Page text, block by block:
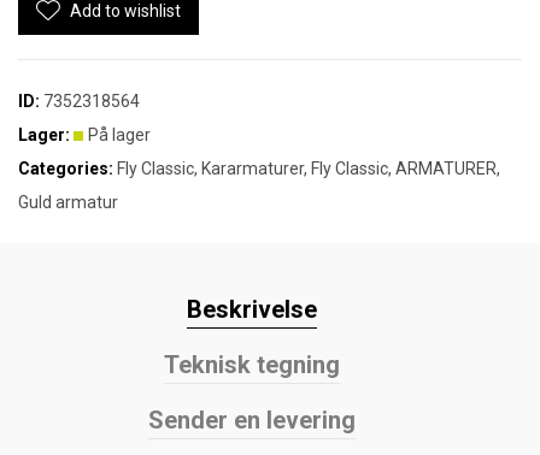
Add to wishlist
ID: 7352318564
Lager:
På lager
Categories: Fly Classic, Kararmaturer, Fly Classic, ARMATURER,
Guld armatur
Beskrivelse
Teknisk tegning
Sender en levering